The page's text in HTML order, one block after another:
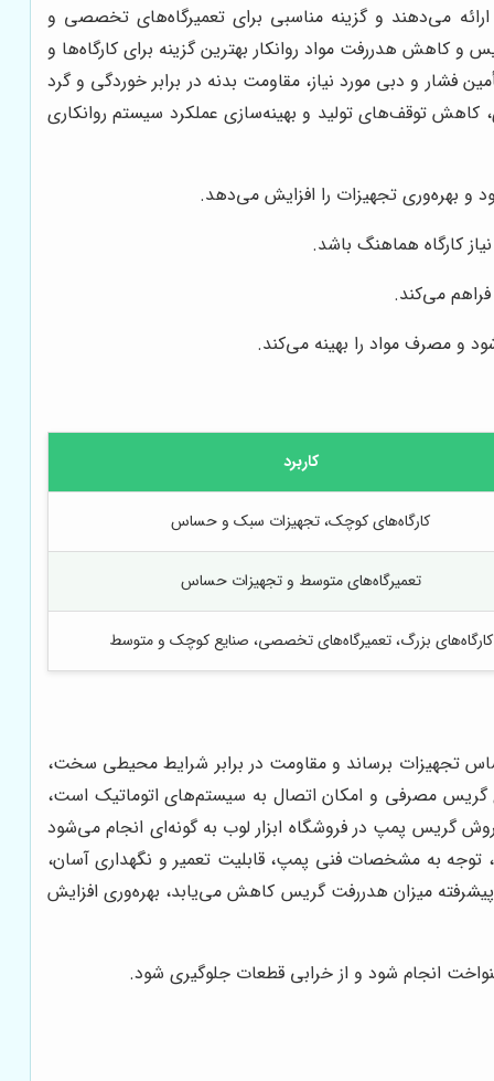
می‌دهند و گزینه مناسبی برای تعمیرگاه‌های تخصصی و
کاهش هدررفت مواد روانکار بهترین گزینه برای کارگاه‌ها و
فشار و دبی مورد نیاز، مقاومت بدنه در برابر خوردگی و گرد
کاهش توقف‌های تولید و بهینه‌سازی عملکرد سیستم روانکاری
بهره‌وری تجهیزات را افزایش می‌دهد.
کارگاه هماهنگ باشد.
می‌کند.
و مصرف مواد را بهینه می‌کند.
کاربرد
کارگاه‌های کوچک، تجهیزات سبک و حساس
تعمیرگاه‌های متوسط و تجهیزات حساس
کارگاه‌های بزرگ، تعمیرگاه‌های تخصصی، صنایع کوچک و متوسط
تجهیزات برساند و مقاومت در برابر شرایط محیطی سخت،
مصرفی و امکان اتصال به سیستم‌های اتوماتیک است،
گریس پمپ در فروشگاه ابزار لوب به گونه‌ای انجام می‌شود
توجه به مشخصات فنی پمپ، قابلیت تعمیر و نگهداری آسان،
میزان هدررفت گریس کاهش می‌یابد، بهره‌وری افزایش
انجام شود و از خرابی قطعات جلوگیری شود.